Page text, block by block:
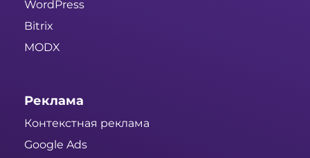
WordPress
Bitrix
MODX
Реклама
Контекстная реклама
Google Ads